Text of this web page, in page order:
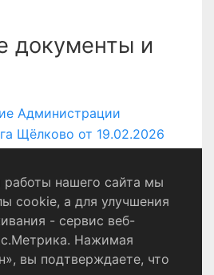
документы и
Администрации
Щёлково от 19.02.2026
конфиденциальности
персональных данных
работы нашего сайта мы
cookie, а для улучшения
- сервис веб-
Нажимая
вы подтверждаете, что